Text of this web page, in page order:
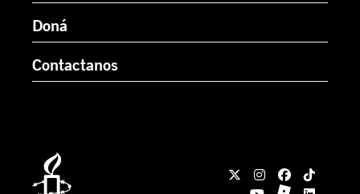
Doná
Contactanos